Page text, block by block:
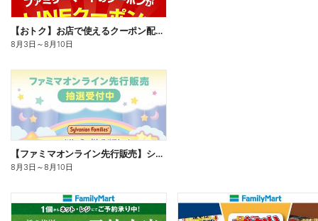
【おトク】お店で使えるクーポン配信中
8月3日 ～8月10日
【ファミマオンライン先行販売】シルバニアファミリー
8月3日 ～8月10日